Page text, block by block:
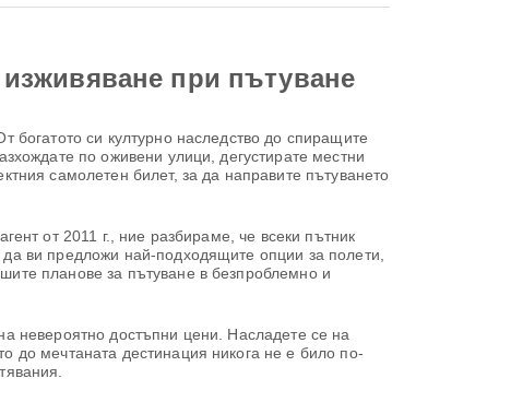
при пътуване
богатото си културно наследство до спиращите
по оживени улици, дегустирате местни
самолетен билет, за да направите пътуването
от 2011 г., ние разбираме, че всеки пътник
ви предложи най-подходящите опции за полети,
планове за пътуване в безпроблемно и
невероятно достъпни цени. Насладете се на
до мечтаната дестинация никога не е било по-